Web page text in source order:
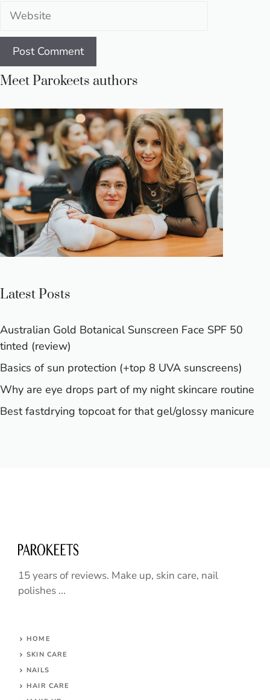
Website
Meet Parokeets authors
Latest Posts
Australian Gold Botanical Sunscreen Face SPF 50
tinted (review)
Basics of sun protection (+top 8 UVA sunscreens)
Why are eye drops part of my night skincare routine
Best fastdrying topcoat for that gel/glossy manicure
15 years of reviews. Make up, skin care, nail
polishes ...
HOME
SKIN CARE
NAILS
HAIR CARE